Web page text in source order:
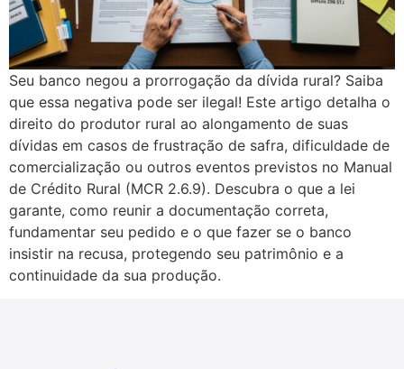
Seu banco negou a prorrogação da dívida rural? Saiba
que essa negativa pode ser ilegal! Este artigo detalha o
direito do produtor rural ao alongamento de suas
dívidas em casos de frustração de safra, dificuldade de
comercialização ou outros eventos previstos no Manual
de Crédito Rural (MCR 2.6.9). Descubra o que a lei
garante, como reunir a documentação correta,
fundamentar seu pedido e o que fazer se o banco
insistir na recusa, protegendo seu patrimônio e a
continuidade da sua produção.